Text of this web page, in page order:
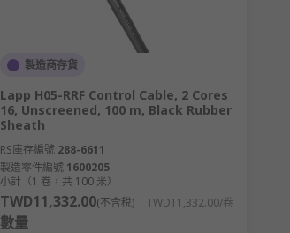
製造商存貨
Lapp H05-RRF Control Cable, 2 Cores
16, Unscreened, 100 m, Black Rubber
Sheath
RS庫存編號 288-6611
製造零件編號 1600205
小計（1 卷，共 100 米）
TWD11,332.00(不含稅) TWD11,332.00/卷
數量